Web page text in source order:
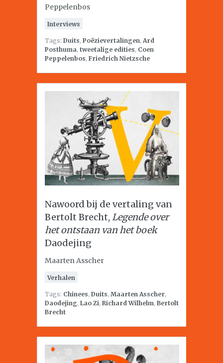
Peppelenbos
Interviews
Tags: Duits, Poëzievertalingen, Ard
Posthuma, tweetalige edities, Coen
Peppelenbos, Friedrich Nietzsche
Nawoord bij de vertaling van
Bertolt Brecht, Legende over
het ontstaan van het boek
Daodejing
Maarten Asscher
Verhalen
Tags: Chinees, Duits, Maarten Asscher,
Daodejing, Lao Zi, Richard Wilhelm, Bertolt
Brecht